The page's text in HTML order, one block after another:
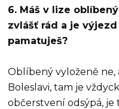
6. Máš v lize
zvlášť rád a je
pamatuješ?
Oblíbený vyloženě ne,
Boleslavi, tam je
občerstvení odsýpá, je